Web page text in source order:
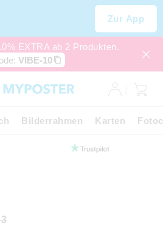
Zur App
EXTRA ab 2 Produkten.
VIBE-10
Bilderrahmen Karten